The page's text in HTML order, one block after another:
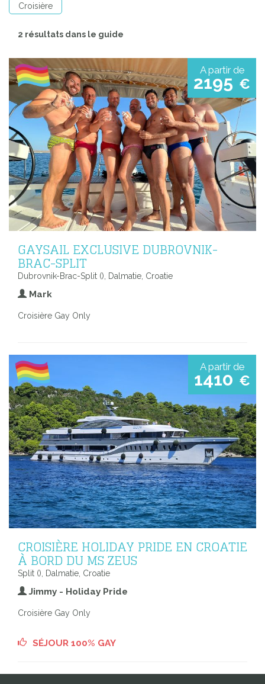
Croisière
2 résultats dans le guide
A partir de
2195 €
GAYSAIL EXCLUSIVE DUBROVNIK-
BRAC-SPLIT
Dubrovnik-Brac-Split (), Dalmatie, Croatie
Mark
Croisière Gay Only
A partir de
1410 €
CROISIÈRE HOLIDAY PRIDE EN CROATIE
À BORD DU MS ZEUS
Split (), Dalmatie, Croatie
Jimmy - Holiday Pride
Croisière Gay Only
SÉJOUR 100% GAY